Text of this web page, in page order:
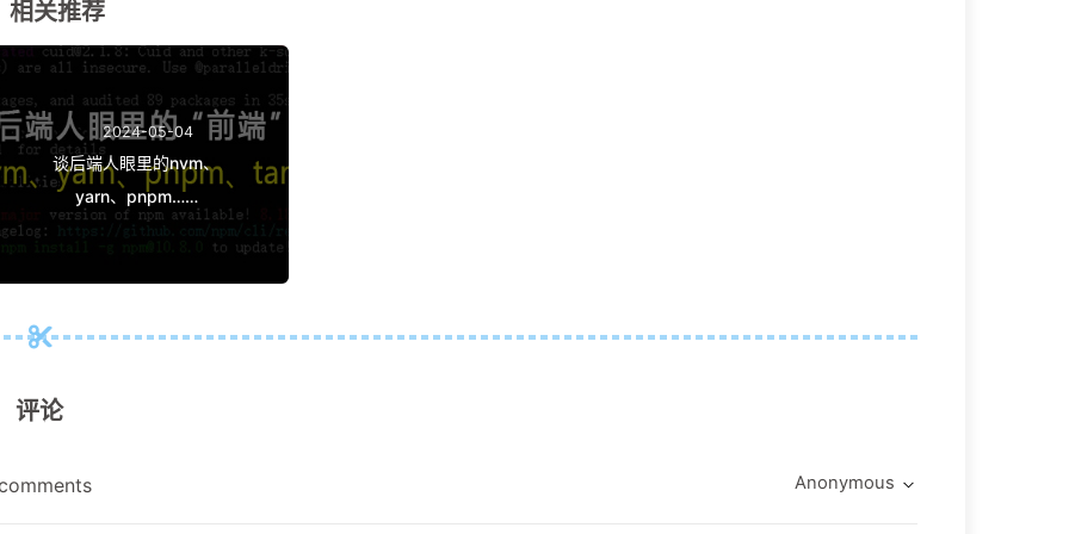
相关推荐
2024-05-04
谈后端人眼里的nvm、
yarn、pnpm……
评论
Anonymous